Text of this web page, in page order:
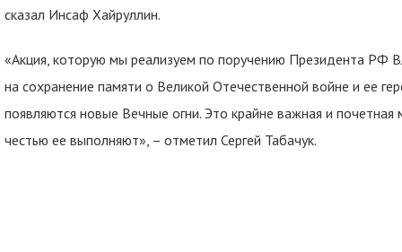
сказал Инсаф Хайруллин.
«Акция, которую мы реализуем по поручению Президента РФ
на сохранение памяти о Великой Отечественной войне и ее
появляются новые Вечные огни. Это крайне важная и
честью ее выполняют», – отметил Сергей Табачук.